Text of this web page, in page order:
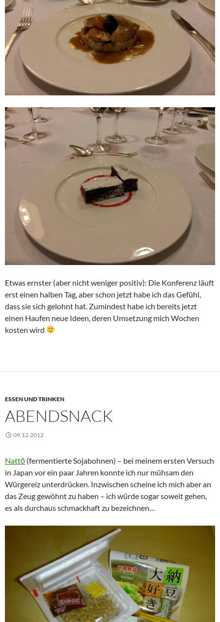
Etwas ernster (aber nicht weniger positiv): Die Konferenz läuft
erst einen halben Tag, aber schon jetzt habe ich das Gefühl,
dass sie sich gelohnt hat. Zumindest habe ich bereits jetzt
einen Haufen neue Ideen, deren Umsetzung mich Wochen
kosten wird
ESSEN UND TRINKEN
ABENDSNACK
09.12.2012
Nattō (fermentierte Sojabohnen) – bei meinem ersten Versuch
in Japan vor ein paar Jahren konnte ich nur mühsam den
Würgereiz unterdrücken. Inzwischen scheine ich mich aber an
das Zeug gewöhnt zu haben – ich würde sogar soweit gehen,
es als durchaus schmackhaft zu bezeichnen…